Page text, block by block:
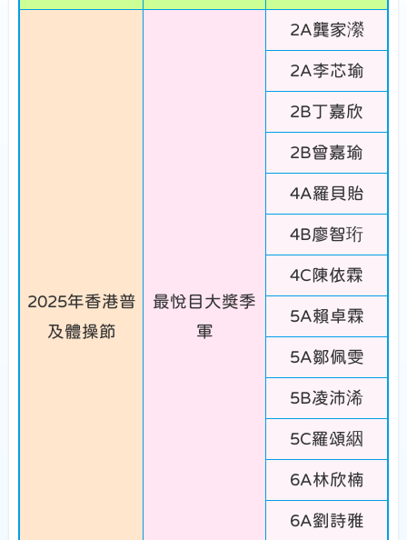
2025年香港普
及體操節
最悅目大獎季
軍
2A龔家瀠
2A李芯瑜
2B丁嘉欣
2B曾嘉瑜
4A羅貝貽
4B廖智珩
4C陳依霖
5A賴卓霖
5A鄒佩雯
5B凌沛浠
5C羅頌絪
6A林欣楠
6A劉詩雅